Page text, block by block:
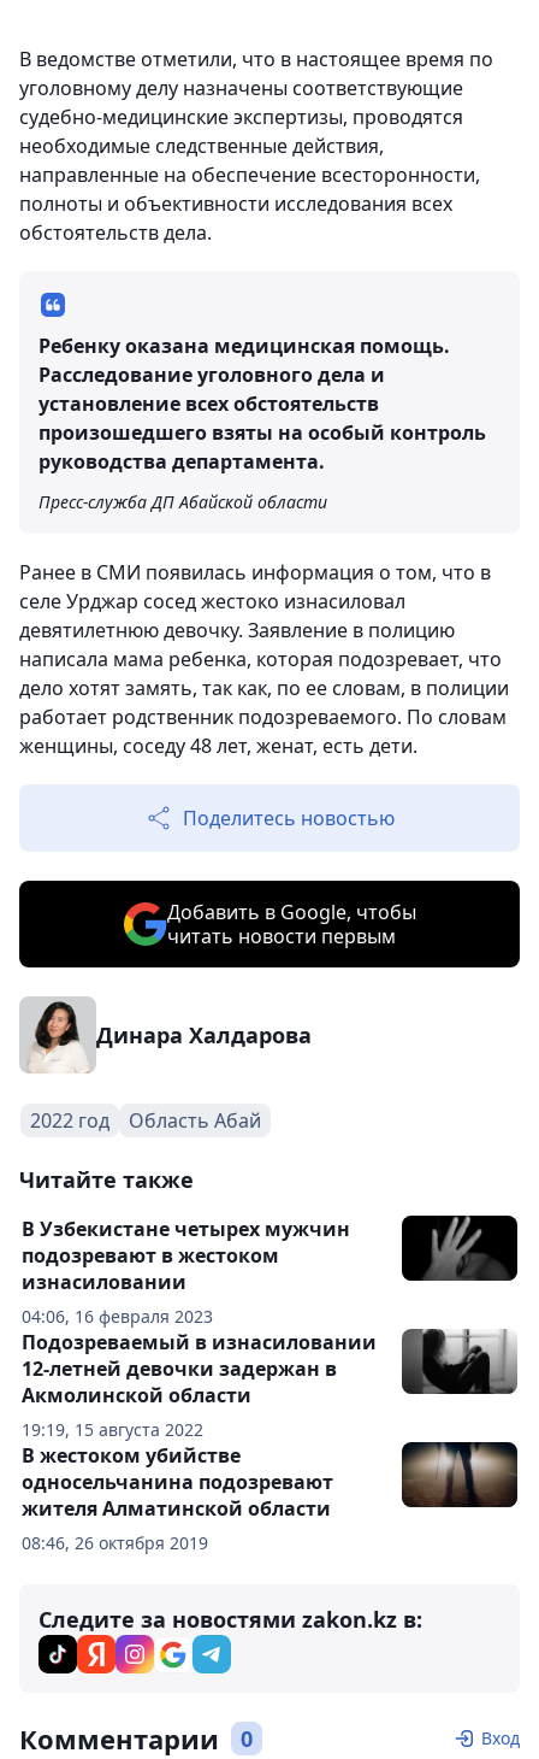
В ведомстве отметили, что в настоящее время по
уголовному делу назначены соответствующие
судебно-медицинские экспертизы, проводятся
необходимые следственные действия,
направленные на обеспечение всесторонности,
полноты и объективности исследования всех
обстоятельств дела.
Ребенку оказана медицинская помощь.
Расследование уголовного дела и
установление всех обстоятельств
произошедшего взяты на особый контроль
руководства департамента.
Пресс-служба ДП Абайской области
Ранее в СМИ появилась информация о том, что в
селе Урджар сосед жестоко изнасиловал
девятилетнюю девочку. Заявление в полицию
написала мама ребенка, которая подозревает, что
дело хотят замять, так как, по ее словам, в полиции
работает родственник подозреваемого. По словам
женщины, соседу 48 лет, женат, есть дети.
Поделитесь новостью
Добавить в Google, чтобы
читать новости первым
Динара Халдарова
2022 год Область Абай
Читайте также
04:06, 16 февраля 2023
В Узбекистане четырех мужчин
подозревают в жестоком
изнасиловании
19:19, 15 августа 2022
Подозреваемый в изнасиловании
12-летней девочки задержан в
Акмолинской области
08:46, 26 октября 2019
В жестоком убийстве
односельчанина подозревают
жителя Алматинской области
Следите за новостями zakon.kz в:
Комментарии 0 Вход